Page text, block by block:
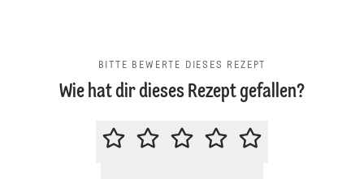
BITTE BEWERTE DIESES REZEPT
Wie hat dir dieses Rezept gefallen?
BITTE BEWERTE DIESES REZEPT